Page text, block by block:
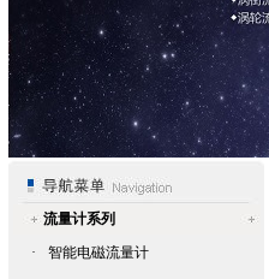
流量计系列
·
智能电磁流量计